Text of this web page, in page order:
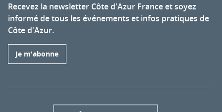
Recevez la newsletter Côte d'Azur France et soyez
informé de tous les événements et infos pratiques de
Côte d'Azur.
Je m'abonne